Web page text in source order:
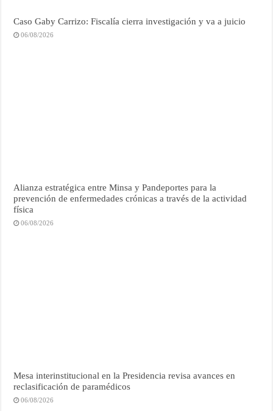
Caso Gaby Carrizo: Fiscalía cierra investigación y va a juicio
06/08/2026
Alianza estratégica entre Minsa y Pandeportes para la
prevención de enfermedades crónicas a través de la actividad
física
06/08/2026
Mesa interinstitucional en la Presidencia revisa avances en
reclasificación de paramédicos
06/08/2026